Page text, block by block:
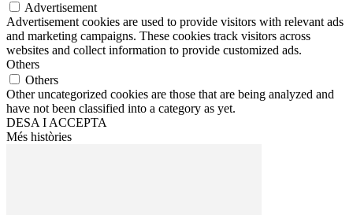
Advertisement
Advertisement cookies are used to provide visitors with relevant ads
and marketing campaigns. These cookies track visitors across
websites and collect information to provide customized ads.
Others
Others
Other uncategorized cookies are those that are being analyzed and
have not been classified into a category as yet.
DESA I ACCEPTA
Més històries